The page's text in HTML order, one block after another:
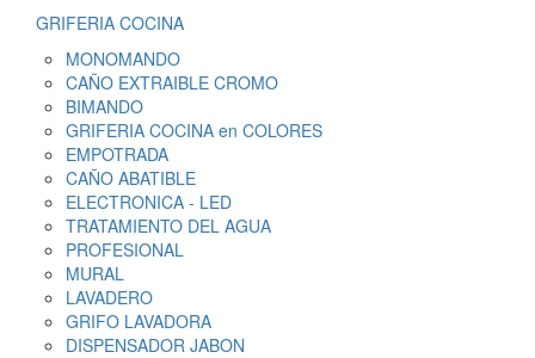
GRIFERIA COCINA
MONOMANDO
CAÑO EXTRAIBLE CROMO
BIMANDO
GRIFERIA COCINA en COLORES
EMPOTRADA
CAÑO ABATIBLE
ELECTRONICA - LED
TRATAMIENTO DEL AGUA
PROFESIONAL
MURAL
LAVADERO
GRIFO LAVADORA
DISPENSADOR JABON